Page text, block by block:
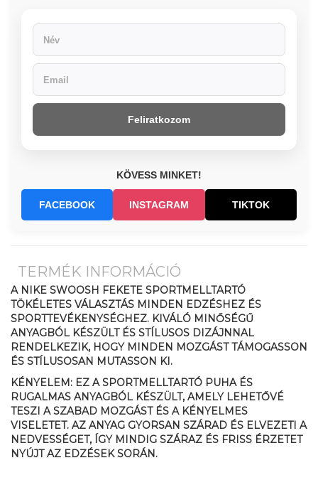
Feliratkozom
KÖVESS MINKET!
FACEBOOK INSTAGRAM TIKTOK
TERMÉK INFORMÁCIÓ
A NIKE SWOOSH FEKETE SPORTMELLTARTÓ
TÖKÉLETES VÁLASZTÁS MINDEN EDZÉSHEZ ÉS
SPORTTEVÉKENYSÉGHEZ. KIVÁLÓ MINŐSÉGŰ
ANYAGBÓL KÉSZÜLT ÉS STÍLUSOS DIZÁJNNAL
RENDELKEZIK, HOGY MINDEN MOZGÁST TÁMOGASSON
ÉS STÍLUSOSAN MUTASSON KI.
KÉNYELEM: EZ A SPORTMELLTARTÓ PUHA ÉS
RUGALMAS ANYAGBÓL KÉSZÜLT, AMELY LEHETŐVÉ
TESZI A SZABAD MOZGÁST ÉS A KÉNYELMES
VISELETET. AZ ANYAG GYORSAN SZÁRAD ÉS ELVEZETI A
NEDVESSÉGET, ÍGY MINDIG SZÁRAZ ÉS FRISS ÉRZETET
NYÚJT AZ EDZÉSEK SORÁN.